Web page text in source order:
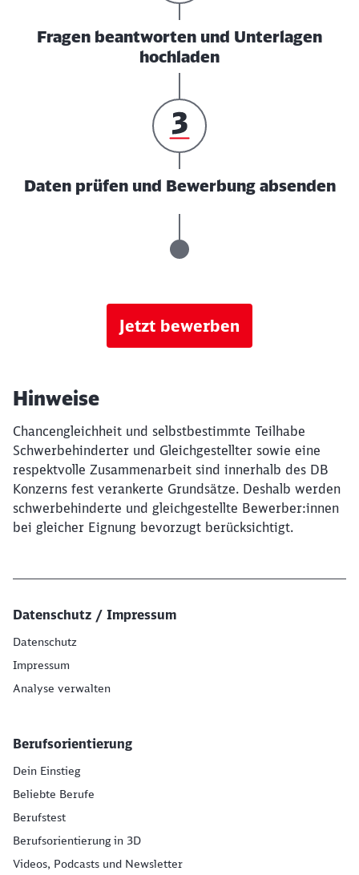
Fragen beantworten und Unterlagen
hochladen
Daten prüfen und Bewerbung absenden
Jetzt bewerben
Hinweise
Chancengleichheit und selbstbestimmte Teilhabe
Schwerbehinderter und Gleichgestellter sowie eine
respektvolle Zusammenarbeit sind innerhalb des DB
Konzerns fest verankerte Grundsätze. Deshalb werden
schwerbehinderte und gleichgestellte Bewerber:innen
bei gleicher Eignung bevorzugt berücksichtigt.
Datenschutz / Impressum
Datenschutz
Impressum
Analyse verwalten
Berufsorientierung
Dein Einstieg
Beliebte Berufe
Berufstest
Berufsorientierung in 3D
Videos, Podcasts und Newsletter